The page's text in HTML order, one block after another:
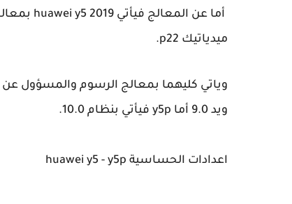
أما عن المعالج فيأتي huawei y5 2019 بمعالج رباعي النواة ميدياتيك a22.
ميدياتيك p22.
وياتي كليهما بمعالج الرسوم والمسؤول عن
ويد 9.0 أما y5p فيأتي بنظام 10.0.
اعدادات الحساسية huawei y5 - y5p